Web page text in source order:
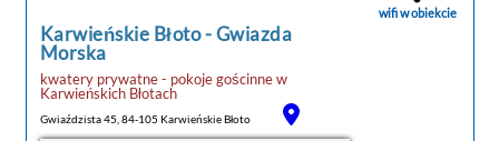
mikrofalówkę, ...
Karwieńskie Błoto-Gwiazda
Morska
kwatery prywatne - pokoje gościnnew
Karwieńskich Błotach
Gwiaździsta 45, 84-105 Karwieńskie Błoto
wifi w obiekcie